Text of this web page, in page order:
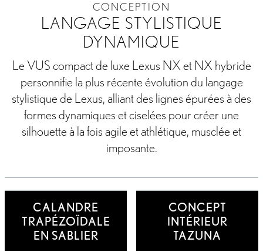
CONCEPTION
LANGAGE STYLISTIQUE
DYNAMIQUE
Le VUS compact de luxe Lexus NX et NX hybride
personnifie la plus récente évolution du langage
stylistique de Lexus, alliant des lignes épurées à des
formes dynamiques et ciselées pour créer une
silhouette à la fois agile et athlétique, musclée et
imposante.
CALANDRE
TRAPÉZOÏDALE
EN SABLIER
CONCEPT
INTÉRIEUR
TAZUNA